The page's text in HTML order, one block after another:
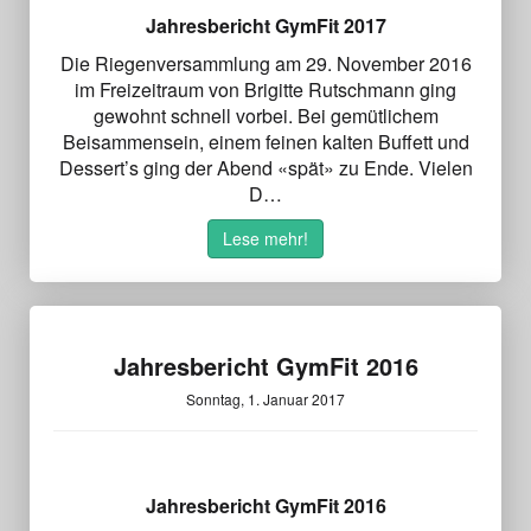
Jahresbericht GymFit 2017
Die Riegenversammlung am 29. November 2016
im Freizeitraum von Brigitte Rutschmann ging
gewohnt schnell vorbei. Bei gemütlichem
Beisammensein, einem feinen kalten Buffett und
Dessert’s ging der Abend «spät» zu Ende. Vielen
D…
Lese mehr!
Jahresbericht GymFit 2016
Sonntag, 1. Januar 2017
Jahresbericht GymFit 2016